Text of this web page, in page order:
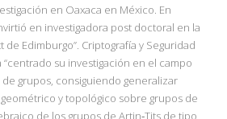
en Oaxaca en México. En
en investigadora post doctoral en la
Edimburgo”. Criptografía y Seguridad
“centrado su investigación en el campo
grupos, consiguiendo generalizar
y topológico sobre grupos de
de los grupos de Artin‐Tits de tipo